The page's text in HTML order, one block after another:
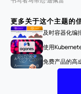
更多关于这个主题的
及时容器化编
使用
免费产品的高